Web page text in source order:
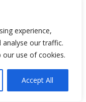
experience,
analyse our traffic.
our use of cookies.
Accept All